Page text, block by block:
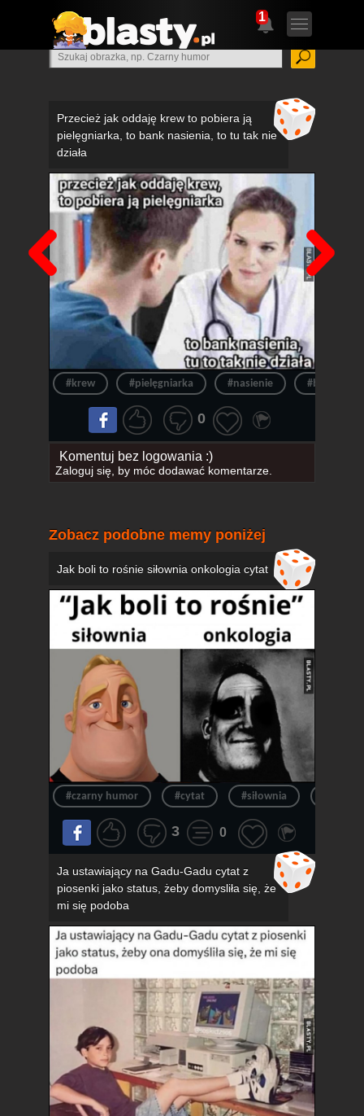
1
Przecież jak oddaję krew to pobiera ją
pielęgniarka, to bank nasienia, to tu tak nie
działa
Poprzedni
#krew #pielęgniarka #nasienie #bank
0
Komentuj bez logowania :)
Zaloguj się, by móc dodawać komentarze.
Zobacz podobne memy poniżej
Jak boli to rośnie siłownia onkologia cytat
#czarny humor #cytat #siłownia
3 0
Ja ustawiający na Gadu-Gadu cytat z
piosenki jako status, żeby domysliła się, że
mi się podoba